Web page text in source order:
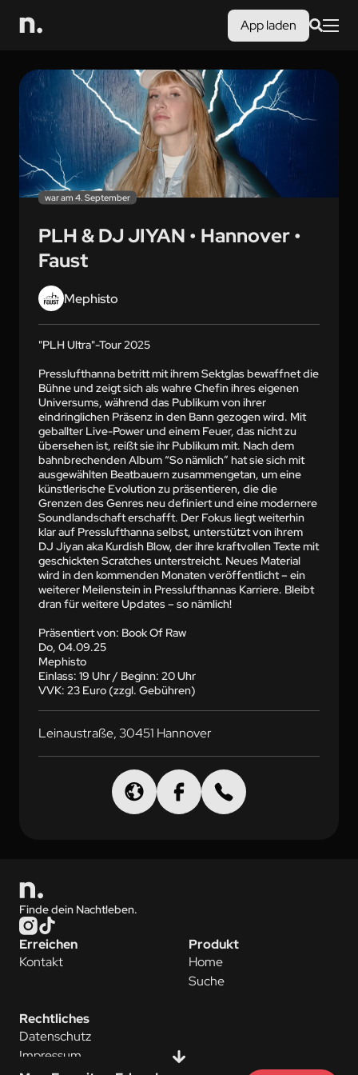
App laden
war am 4. September
PLH & DJ JIYAN • Hannover •
Faust
Mephisto
"PLH Ultra"-Tour 2025
Presslufthanna betritt mit ihrem Sektglas bewaffnet die
Bühne und zeigt sich als wahre Chefin ihres eigenen
Universums, während das Publikum von ihrer
eindringlichen Präsenz in den Bann gezogen wird. Mit
geballter Live-Power und einem Feuer, das nicht zu
übersehen ist, reißt sie ihr Publikum mit. Nach dem
bahnbrechenden Album “So nämlich” hat sie sich mit
ausgewählten Beatbauern zusammengetan, um eine
künstlerische Evolution zu präsentieren, die die
Grenzen des Genres neu definiert und eine modernere
Soundlandschaft erschafft. Der Fokus liegt weiterhin
klar auf Presslufthanna selbst, unterstützt von ihrem
DJ Jiyan aka Kurdish Blow, der ihre kraftvollen Texte mit
geschickten Scratches unterstreicht. Neues Material
wird in den kommenden Monaten veröffentlicht – ein
weiterer Meilenstein in Presslufthannas Karriere. Bleibt
dran für weitere Updates – so nämlich!
Präsentiert von: Book Of Raw
Do, 04.09.25
Mephisto
Einlass: 19 Uhr / Beginn: 20 Uhr
VVK: 23 Euro (zzgl. Gebühren)
Leinaustraße, 30451 Hannover
Finde dein Nachtleben.
Erreichen
Kontakt
Produkt
Home
Suche
Rechtliches
Datenschutz
Impressum